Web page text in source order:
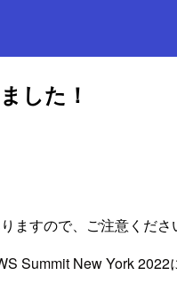
した！
ますので、ご注意くださ
Summit New York